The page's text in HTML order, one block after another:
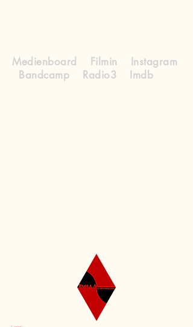
Medienboard Filmin Instagram
Bandcamp Radio3 Imdb